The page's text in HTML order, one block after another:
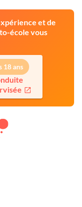
et de
école vous
18 ans